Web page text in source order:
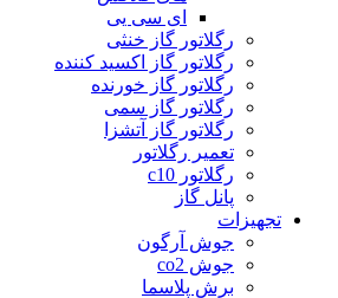
ای سی یی
رگلاتور گاز خنثی
رگلاتور گاز اکسید کننده
رگلاتور گاز خورنده
رگلاتور گاز سمی
رگلاتور گاز آتشزا
تعمیر رگلاتور
رگلاتور c10
پانل گاز
تجهیزات
جوش آرگون
جوش co2
برش پلاسما